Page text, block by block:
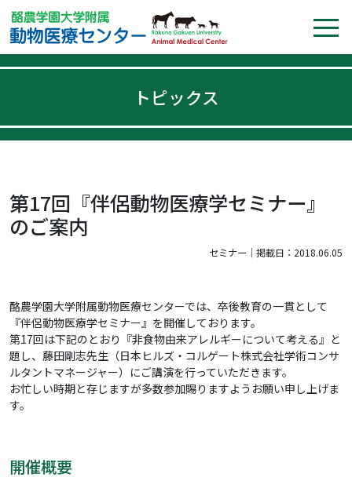
トピックス
第17回『伴侶動物医療学セミナー』
のご案内
セミナー｜掲載日：2018.06.05
酪農学園大学附属動物医療センターでは、卒後教育の一貫として
『伴侶動物医療学セミナー』を開催しております。
第17回は下記のとおり『非食物由来アレルギーについて考える』と
題し、藤田剛志先生（日本ヒルズ・コルゲート株式会社学術コンサ
ルタントマネージャー）にご講演を行っていただきます。
お忙しい時期と存じますが多数参加賜りますようお願い申し上げま
す。
開催概要